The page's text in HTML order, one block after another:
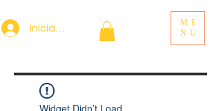
Iniciar sesión
ME
NU
Widget Didn’t Load